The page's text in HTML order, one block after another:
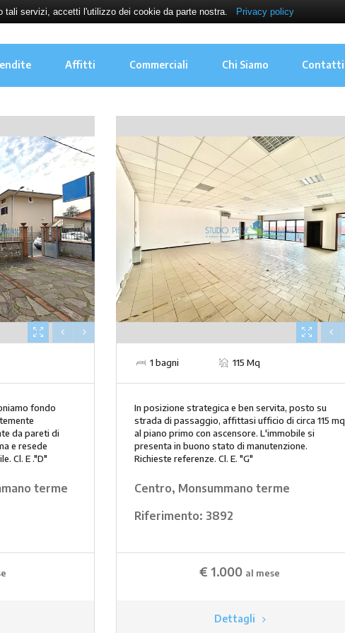
Affitti Commerciali Chi Siamo Contatti
fondo
da pareti di
e resede
Cl. E ."D"
terme
1 bagni 115 Mq
In posizione strategica e ben servita, posto su
strada di passaggio, affittasi ufficio di circa 115 mq
al piano primo con ascensore. L'immobile si
presenta in buono stato di manutenzione.
Richieste referenze. Cl. E. "G"
Centro, Monsummano terme
Riferimento: 3892
€ 1.000 al mese
Dettagli
tali servizi, accetti l'utilizzo dei cookie da parte nostra. Privacy policy